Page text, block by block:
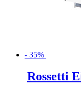
- 35%
Rossetti